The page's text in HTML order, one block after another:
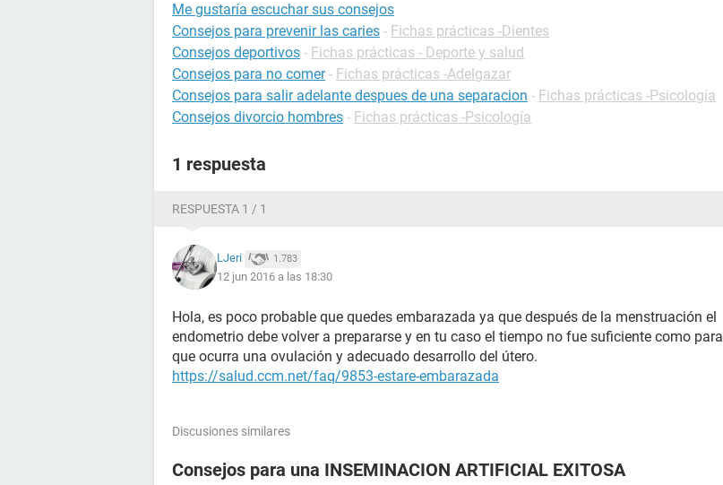
Me gustaría escuchar sus consejos
Consejos para prevenir las caries - Fichas prácticas -Dientes
Consejos deportivos - Fichas prácticas - Deporte y salud
Consejos para no comer - Fichas prácticas -Adelgazar
Consejos para salir adelante despues de una separacion - Fichas prácticas -Psicología
Consejos divorcio hombres - Fichas prácticas -Psicología
1 respuesta
RESPUESTA 1 / 1
LJeri 1.783
12 jun 2016 a las 18:30
Hola, es poco probable que quedes embarazada ya que después de la menstruación el
endometrio debe volver a prepararse y en tu caso el tiempo no fue suficiente como para
que ocurra una ovulación y adecuado desarrollo del útero.
https://salud.ccm.net/faq/9853-estare-embarazada
Discusiones similares
Consejos para una INSEMINACION ARTIFICIAL EXITOSA